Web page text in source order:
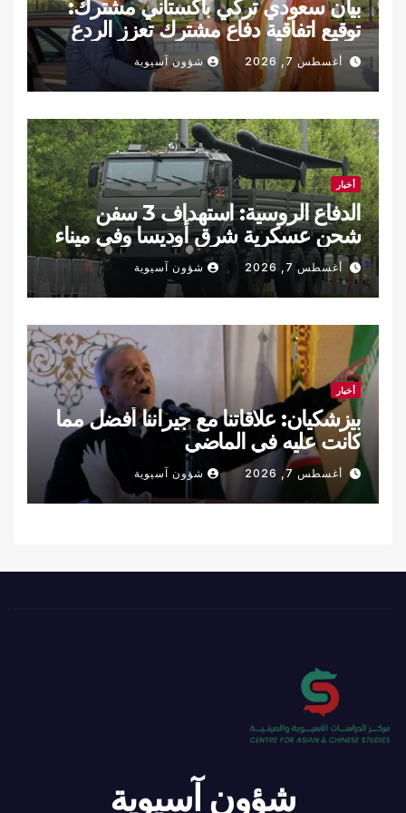
بيان سعودي تركي باكستاني مشترك:
توقيع اتفاقية دفاع مشترك تعزز الردع
الجماعي
أغسطس 7, 2026 شؤون آسيوية
أخبار
الدفاع الروسية: استهداف 3 سفن
شحن عسكرية شرق أوديسا وفي ميناء
تشورنومورسك
أغسطس 7, 2026 شؤون آسيوية
أخبار
بيزشكيان: علاقاتنا مع جيراننا أفضل مما
كانت عليه في الماضي
أغسطس 7, 2026 شؤون آسيوية
شؤون آسيوية